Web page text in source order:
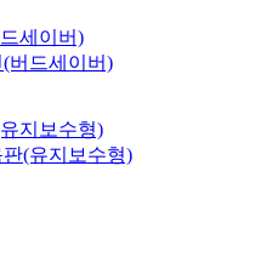
버드세이버)
(유지보수형)